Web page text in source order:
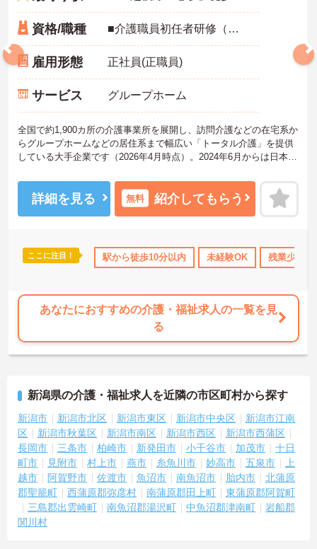
住宅手当・補助 無資格OK 日勤のみ 年間休日110日以上
資格/職種 ■介護職員初任者研修（ヘルパー2級）以上必須 ※未経験・ブランク可
雇用形態 正社員(正職員)
サービス グループホーム
全国で約1,900カ所の介護事業所を展開し、訪問介護などの在宅系か
らグループホームなどの居住系まで幅広い「トータル介護」を提供
している大手企業です（2026年4月時点）。2024年6月からは日本生
に安心をお届けしています。職員一人ひとりの「働きやすさ」と
「キャリア」を大切にする社風が特徴です。福利厚生が非常に充実
しており、10歳～18歳のお子様を持つ方への「子ども手当」や、自
を目指せる支援制度（会社負担やキャッシュバック）が整ってお
り、スキルアップやキャリアアップ（サービス提供責任者、管理者
がら長く安心して働ける環境です。
＜家庭的で温かい！少人数のグループホーム＞家庭的な雰囲気の中
で、お一人おひとりに寄り添ったケアができるのが魅力です。認知
症の方を対象としていますが、介護度はお客様によって様々。食事
向き合いたい」という方にぴったりの環境です。
＜手厚い指導と資格支援＞入社後は2週間程度の研修期間があり、先
輩と一緒に業務を覚えながら、少しずつ独り立ちを目指せます。ま
た、入社後のキャリアアップ制度や、就業後の資格取得を積極的に
サポートする体制が整っています。
＜大手・日本生命グループだからこその安定感＞「全国約1,900カ所
を展開し、日本生命グループに加わった大手企業ならではのコンプ
ライアンスと福利厚生の充実度が安心の決め手です。基本給に加え
て最大2万円の勤続年数手当や、早朝・夜間・深夜手当等も支給され
るので頑張りが収入に直結します。退職金や退職慰労金制度も整っ
詳細を見る 無料 紹介してもらう
ここに注目！ 駅から徒歩10分以内 未経験OK 残業少なめ
あなたにおすすめの介護・福祉求人の一覧を見
る
新潟県の介護・福祉求人を近隣の市区町村から探す
新潟市 新潟市北区 新潟市東区 新潟市中央区
新潟市江南
区
新潟市秋葉区 新潟市南区 新潟市西区
新潟市西蒲区
長岡市
三条市 柏崎市 新発田市 小千谷市 加茂市
十日
町市
見附市 村上市 燕市 糸魚川市 妙高市 五泉市
上
越市
阿賀野市 佐渡市 魚沼市 南魚沼市 胎内市
北蒲原
郡聖籠町
西蒲原郡弥彦村 南蒲原郡田上町
東蒲原郡阿賀町
三島郡出雲崎町
南魚沼郡湯沢町 中魚沼郡津南町
岩船郡
関川村